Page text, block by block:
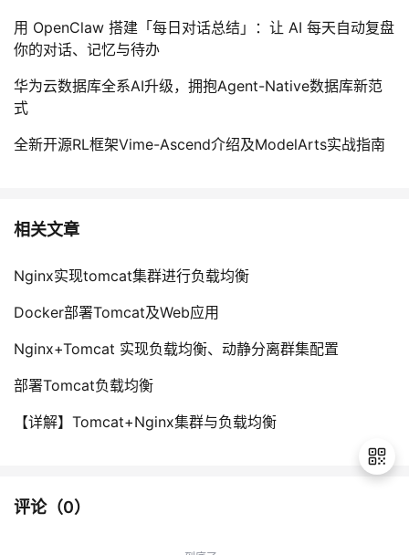
用 OpenClaw 搭建「每日对话总结」：让 AI 每天自动复盘
你的对话、记忆与待办
华为云数据库全系AI升级，拥抱Agent-Native数据库新范
式
全新开源RL框架Vime-Ascend介绍及ModelArts实战指南
相关文章
Nginx实现tomcat集群进行负载均衡
Docker部署Tomcat及Web应用
Nginx+Tomcat 实现负载均衡、动静分离群集配置
部署Tomcat负载均衡
【详解】Tomcat+Nginx集群与负载均衡
评论（0）